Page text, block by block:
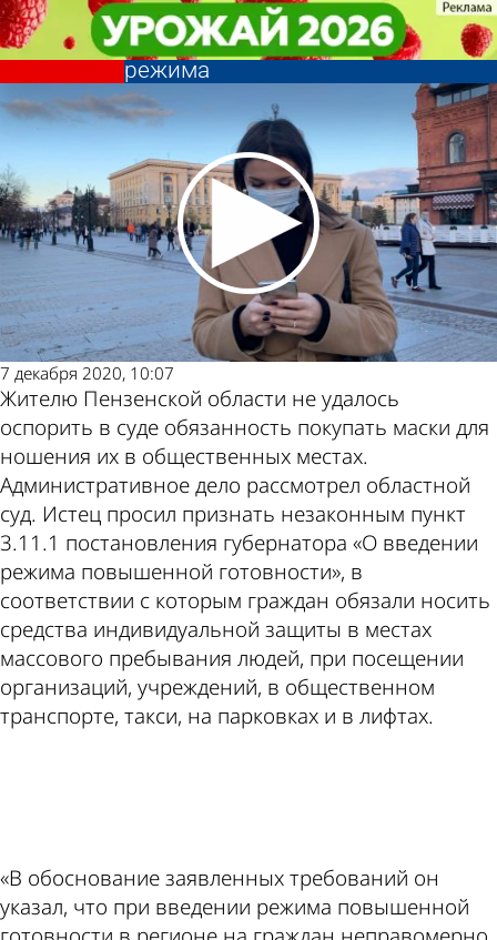
Пензенский суд признал
законным требование масочного
режима
Общество
7 декабря 2020, 10:07
Жителю Пензенской области не удалось
оспорить в суде обязанность покупать маски для
ношения их в общественных местах.
Административное дело рассмотрел областной
суд. Истец просил признать незаконным пункт
3.11.1 постановления губернатора «О введении
режима повышенной готовности», в
соответствии с которым граждан обязали носить
средства индивидуальной защиты в местах
массового пребывания людей, при посещении
организаций, учреждений, в общественном
транспорте, такси, на парковках и в лифтах.
«В обоснование заявленных требований он
указал, что при введении режима повышенной
Пензенский суд признал
законным требование масочного
режима
Общество
Другие
новости по
теме
Погода и курсы
валют в Пензе